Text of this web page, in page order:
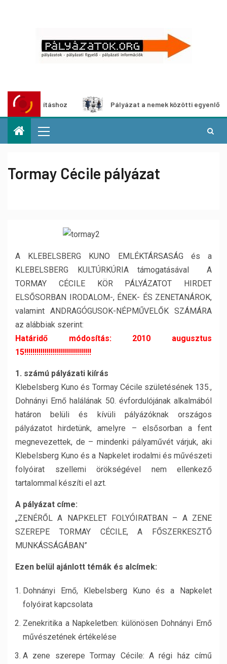
Pályázat a nemek közötti egyenlőség
Tormay Cécile pályázat
A KLEBELSBERG KUNO EMLÉKTÁRSASÁG és a
KLEBELSBERG KULTÚRKÚRIA támogatásával A
TORMAY CÉCILE KÖR PÁLYÁZATOT HIRDET
ELSŐSORBAN IRODALOM-, ÉNEK- ÉS ZENETANÁROK,
valamint ANDRAGÓGUSOK-NÉPMŰVELŐK SZÁMÁRA
az alábbiak szerint:
Határidő módosítás: 2010 augusztus
15!!!!!!!!!!!!!!!!!!!!!!!!!!!!!!!!!
1. számú pályázati kiírás
Klebelsberg Kuno és Tormay Cécile születésének 135.,
Dohnányi Ernő halálának 50. évfordulójának alkalmából
határon belüli és kívüli pályázóknak országos
pályázatot hirdetünk, amelyre – elsősorban a fent
megnevezettek, de – mindenki pályaművét várjuk, aki
Klebelsberg Kuno és a Napkelet irodalmi és művészeti
folyóirat szellemi örökségével nem ellenkező
tartalommal készíti el azt.
A pályázat címe:
„ZENÉRŐL A NAPKELET FOLYÓIRATBAN – A ZENE
SZEREPE TORMAY CÉCILE, A FŐSZERKESZTŐ
MUNKÁSSÁGÁBAN”
Ezen belül ajánlott témák és alcímek:
Dohnányi Ernő, Klebelsberg Kuno és a Napkelet
folyóirat kapcsolata
Zenekritika a Napkeletben: különösen Dohnányi Ernő
művészetének értékelése
A zene szerepe Tormay Cécile: A régi ház című